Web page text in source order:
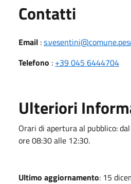
Contatti
Email :
Telefono : +39 045 6444704
Ulteriori
Orari di apertura al pubblico:
ore 08:30 alle 12:30.
Ultimo aggiornamento: 15